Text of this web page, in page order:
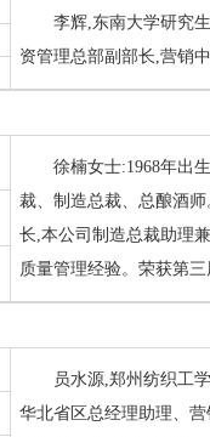
李辉,东南大学研究
资管理总部副部长,营销
徐楠女士:1968年出
裁、制造总裁、总酿酒
长,本公司制造总裁助理
质量管理经验。荣获第
员水源,郑州纺织工
华北省区总经理助理、